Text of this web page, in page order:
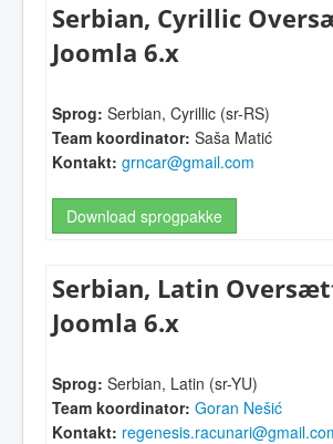
Serbian, Cyrillic
Joomla 6.x
Sprog: Serbian, Cyrillic (sr-RS)
Team koordinator: Saša Matić
Kontakt: grncar@gmail.com
Download sprogpakke
Serbian, Latin
Joomla 6.x
Sprog: Serbian, Latin (sr-YU)
Team koordinator: Goran Nešić
Kontakt: